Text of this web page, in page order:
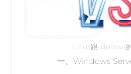
Linux跟window
一、Windows